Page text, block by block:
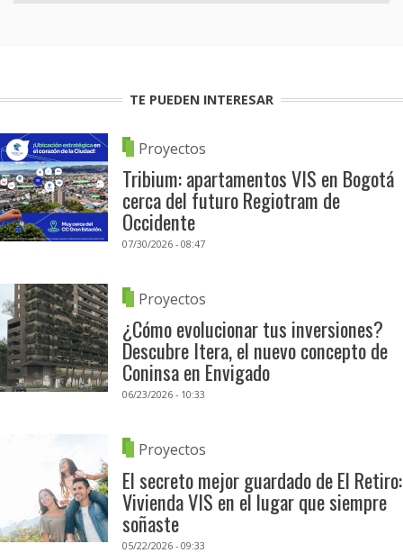
TE PUEDEN INTERESAR
Proyectos
Tribium: apartamentos VIS en Bogotá
cerca del futuro Regiotram de
Occidente
07/30/2026 - 08:47
Proyectos
¿Cómo evolucionar tus inversiones?
Descubre Itera, el nuevo concepto de
Coninsa en Envigado
06/23/2026 - 10:33
Proyectos
El secreto mejor guardado de El Retiro:
Vivienda VIS en el lugar que siempre
soñaste
05/22/2026 - 09:33